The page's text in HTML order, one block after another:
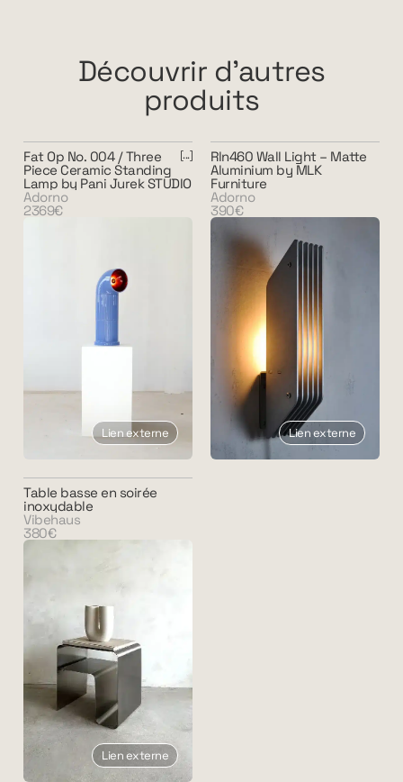
Découvrir d'autres
produits
Fat Op No. 004 / Three
Piece Ceramic Standing
Lamp by Pani Jurek STUDIO
Adorno
2369€
Lien externe
Rln460 Wall Light – Matte
Aluminium by MLK
Furniture
Adorno
390€
Lien externe
Table basse en soirée
inoxydable
Vibehaus
380€
Lien externe